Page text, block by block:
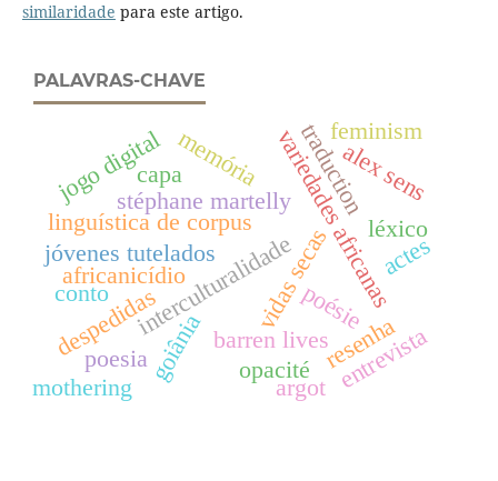
similaridade para este artigo.
PALAVRAS-CHAVE
interculturalidadevariedades africanas
africanicídio
goiânia
linguística de corpus
vidas secas
barren livesresenha
jogo digital
despedidas entrevista
stéphane martelly
poésie
opacité
traduction
argot
léxico
jóvenes tutelados
poesia
capamemória alex sens
conto
actes
mothering
feminism